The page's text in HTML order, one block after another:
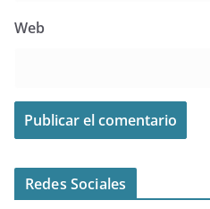
Web
Redes Sociales